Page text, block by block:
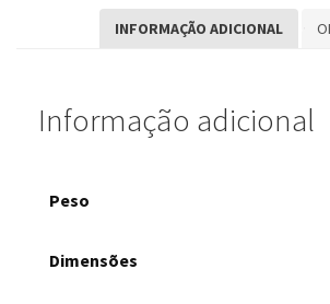
INFORMAÇÃO ADICIONAL
Informação adicional
Peso
Dimensões